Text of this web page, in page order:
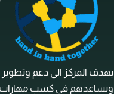
المركز الى دعم وتطوير
في كسب مهارات